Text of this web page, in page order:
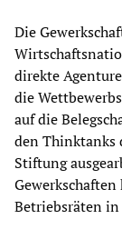
Die
direkte
die
auf die
den Thinktanks
Stiftung
Betriebsräten